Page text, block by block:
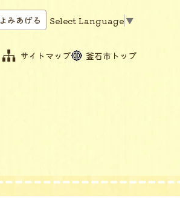
よみあげる Select Language ▼
サイトマップ 釜石市トップ